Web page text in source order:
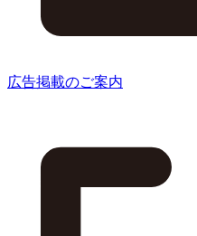
広告掲載のご案内